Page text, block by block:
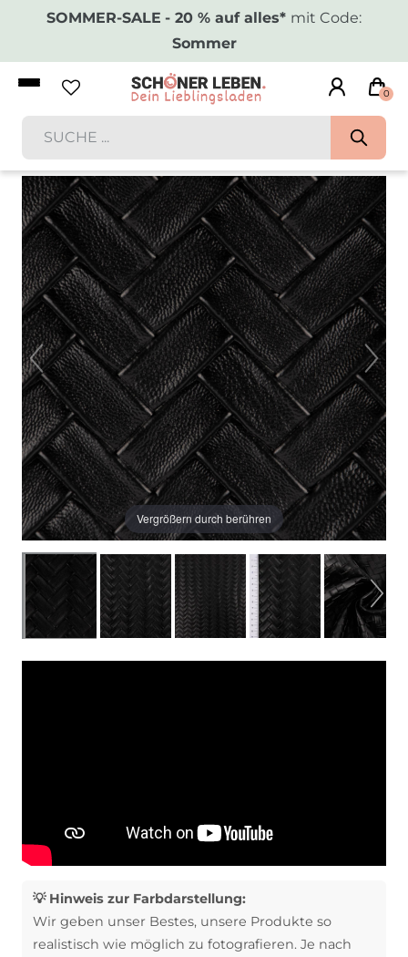
SOMMER-SALE - 20 % auf alles* mit Code:
Sommer
0
Vergrößern durch berühren
💡 Hinweis zur Farbdarstellung:
Wir geben unser Bestes, unsere Produkte so
realistisch wie möglich zu fotografieren. Je nach